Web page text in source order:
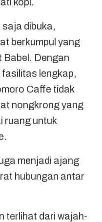
dibuka,
berkumpul yang
Babel. Dengan
fasilitas lengkap,
Caffe tidak
nongkrong yang
ruang untuk
menjadi ajang
hubungan antar
terlihat dari wajah-